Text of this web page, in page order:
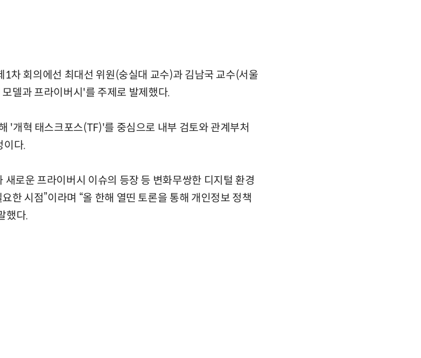
차 회의에선 최대선 위원(숭실대 교수)과 김남국 교수(서울
델과 프라이버시'를 주제로 발제했다.
'개혁 태스크포스(TF)'를 중심으로 내부 검토와 관계부처
이다.
로운 프라이버시 이슈의 등장 등 변화무쌍한 디지털 환경
한 시점”이라며 “올 한해 열띤 토론을 통해 개인정보 정책
했다.